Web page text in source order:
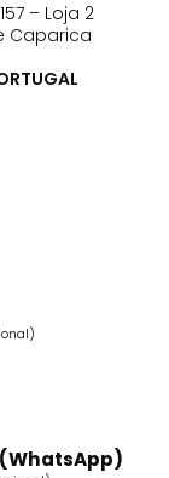
– Loja 2
Caparica
(WhatsApp)